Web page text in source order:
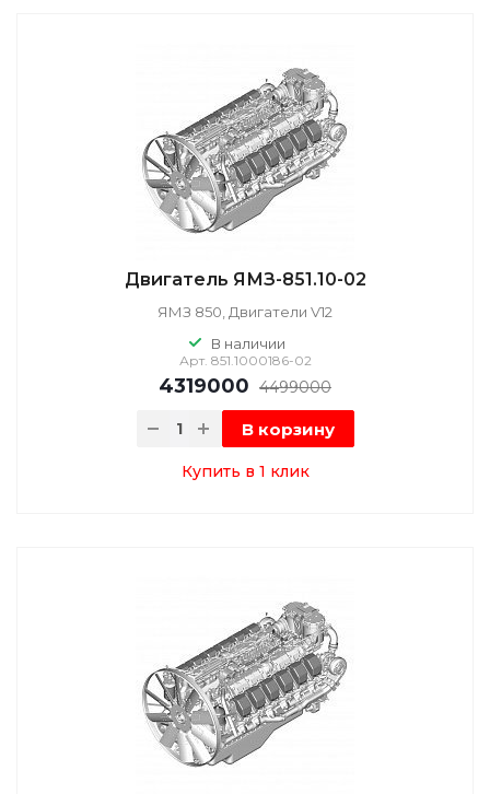
Двигатель ЯМЗ-851.10-02
ЯМЗ 850, Двигатели V12
В наличии
Арт. 851.1000186-02
4319000 4499000
В корзину
Купить в 1 клик